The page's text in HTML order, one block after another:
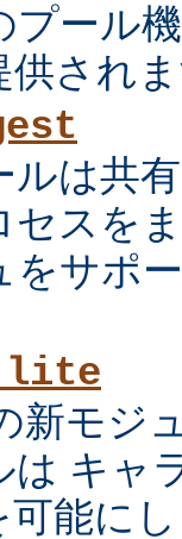
プール
供され
ルは共
セスを
をサポ
新モジ
は キャ
可能に